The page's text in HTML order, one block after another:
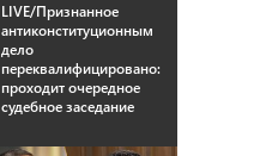
LIVE/Признанное
антиконституционным
дело
переквалифицировано:
проходит очередное
судебное заседание